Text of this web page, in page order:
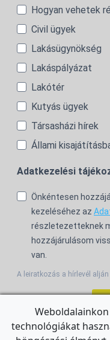
Hogyan vehetek
Civil ügyek
Lakásügynökség
Lakáspályázat
Lakótér
Kutyás ügyek
Társasházi hírek
Állami
Adatkezelési
Önkéntesen
kezeléséhez az
részletezetteknek
hozzájárulásom
van.
A leiratkozás a hírlevél
For the English
technológiákat